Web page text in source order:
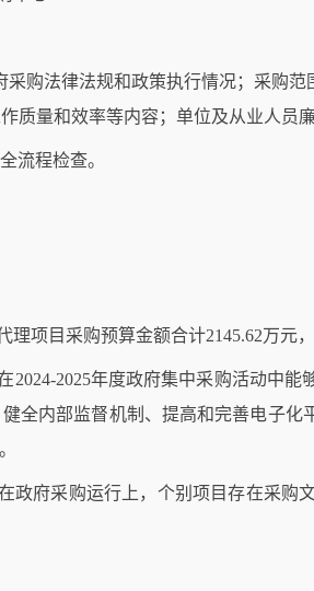
采购法律法规和政策执行情况；采购范
质量和效率等内容；单位及从业人员
流程检查。
项目采购预算金额合计2145.62万元
2024-2025年度政府集中采购活动中
全内部监督机制、提高和完善电子
政府采购运行上，个别项目存在采